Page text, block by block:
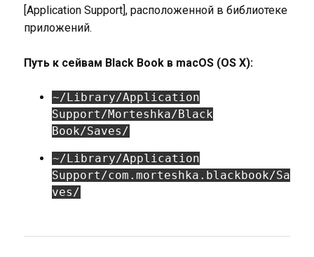
[Application Support], расположенной в библиотеке
приложений.
Путь к сейвам Black Book в macOS (OS X):
~/Library/Application
Support/Morteshka/Black
Book/Saves/
~/Library/Application
Support/com.morteshka.blackbook/Sa
ves/